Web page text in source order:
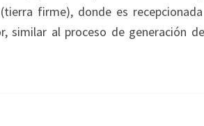
firme), donde es
similar al proceso de generación